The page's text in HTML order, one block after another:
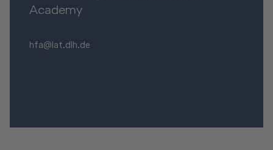
Academy
hfa@lat.dlh.de